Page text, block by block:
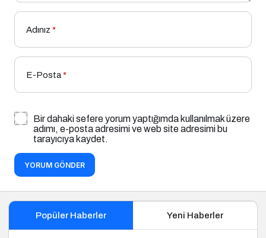
Adınız *
E-Posta*
Bir dahaki sefere yorum yaptığımda kullanılmak üzere
adımı, e-posta adresimi ve web site adresimi bu
tarayıcıya kaydet.
YORUM GÖNDER
Popüler Haberler Yeni Haberler